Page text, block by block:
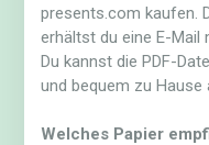
presents.com kaufen.
erhältst du eine E-Mail
Du kannst die PDF-
und bequem zu Hause
Welches Papier